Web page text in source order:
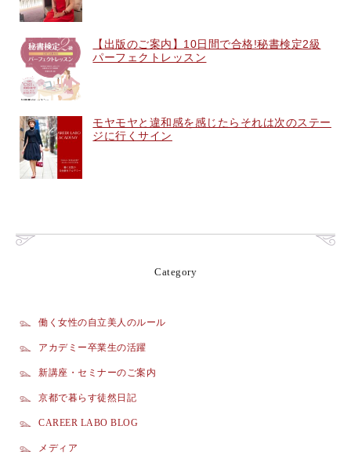
【出版のご案内】10日間で合格!秘書検定2級
パーフェクトレッスン
モヤモヤと違和感を感じたらそれは次のステー
ジに行くサイン
Category
働く女性の自立美人のルール
アカデミー卒業生の活躍
新講座・セミナーのご案内
京都で暮らす徒然日記
CAREER LABO BLOG
メディア